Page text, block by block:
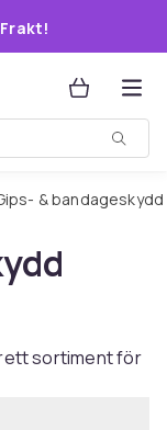
Gips- & bandageskydd
sortiment för